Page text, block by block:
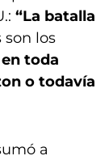
“La batalla
son los
en toda
o todavía
a